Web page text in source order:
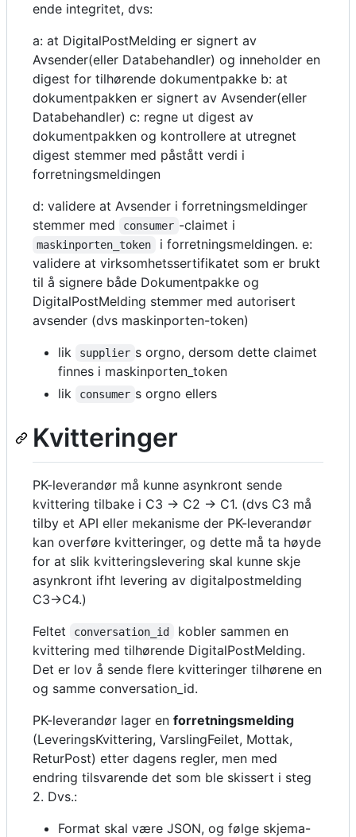
ende integritet, dvs:
a: at DigitalPostMelding er signert av
Avsender(eller Databehandler) og inneholder en
digest for tilhørende dokumentpakke b: at
dokumentpakken er signert av Avsender(eller
Databehandler) c: regne ut digest av
dokumentpakken og kontrollere at utregnet
digest stemmer med påstått verdi i
forretningsmeldingen
d: validere at Avsender i forretningsmeldinger
stemmer med
consumer -claimet i
maskinporten_token
i forretningsmeldingen. e:
validere at virksomhetssertifikatet som er brukt
til å signere både Dokumentpakke og
DigitalPostMelding stemmer med autorisert
avsender (dvs maskinporten-token)
lik
supplier s orgno, dersom dette claimet
finnes i maskinporten_token
lik
consumer s orgno ellers
Kvitteringer
PK-leverandør må kunne asynkront sende
kvittering tilbake i C3 -> C2 -> C1. (dvs C3 må
tilby et API eller mekanisme der PK-leverandør
kan overføre kvitteringer, og dette må ta høyde
for at slik kvitteringslevering skal kunne skje
asynkront ifht levering av digitalpostmelding
C3->C4.)
Feltet
conversation_id
kobler sammen en
kvittering med tilhørende DigitalPostMelding.
Det er lov å sende flere kvitteringer tilhørene en
og samme conversation_id.
PK-leverandør lager en forretningsmelding
(LeveringsKvittering, VarslingFeilet, Mottak,
ReturPost) etter dagens regler, men med
endring tilsvarende det som ble skissert i steg
2. Dvs.:
Format skal være JSON, og følge skjema-